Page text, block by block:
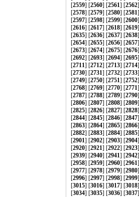
[2559] [2560] [2561] [2562
[2578] [2579] [2580] [2581
[2597] [2598] [2599] [2600
[2616] [2617] [2618] [2619
[2635] [2636] [2637] [2638
[2654] [2655] [2656] [2657
[2673] [2674] [2675] [2676
[2692] [2693] [2694] [2695
[2711] [2712] [2713] [2714
[2730] [2731] [2732] [2733
[2749] [2750] [2751] [2752
[2768] [2769] [2770] [2771
[2787] [2788] [2789] [2790
[2806] [2807] [2808] [2809
[2825] [2826] [2827] [2828
[2844] [2845] [2846] [2847
[2863] [2864] [2865] [2866
[2882] [2883] [2884] [2885
[2901] [2902] [2903] [2904
[2920] [2921] [2922] [2923
[2939] [2940] [2941] [2942
[2958] [2959] [2960] [2961
[2977] [2978] [2979] [2980
[2996] [2997] [2998] [2999
[3015] [3016] [3017] [3018
[3034] [3035] [3036] [3037